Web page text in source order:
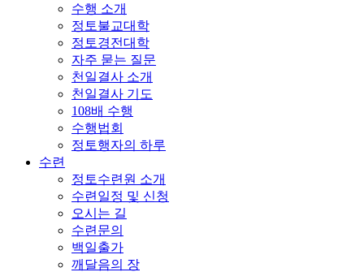
수행 소개
정토불교대학
정토경전대학
자주 묻는 질문
천일결사 소개
천일결사 기도
108배 수행
수행법회
정토행자의 하루
수련
정토수련원 소개
수련일정 및 신청
오시는 길
수련문의
백일출가
깨달음의 장